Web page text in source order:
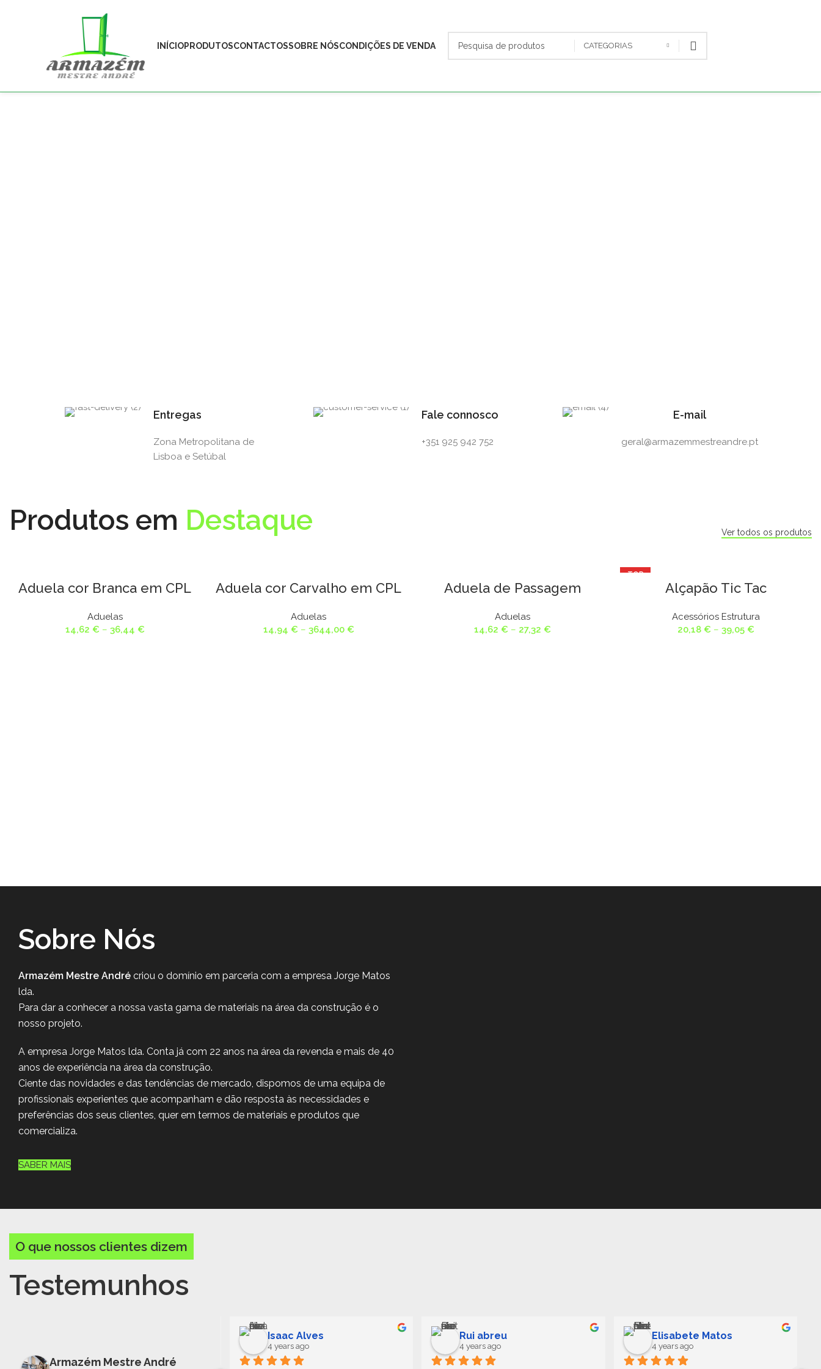
INÍCIOPRODUTOSCONTACTOSSOBRE NÓSCONDIÇÕES DE VENDA CATEGORIAS
Entregas
Zona Metropolitana de
Lisboa e Setúbal
Fale connosco
+351 925 942 752
E-mail
geral@armazemmestreandre.pt
Produtos em Destaque Ver todos os produtos
Aduela cor Branca em CPL
Aduelas
14,62 € – 36,44 €Price
Aduela cor Carvalho em CPL
Aduelas
14,94 € – 3644,00 €Price
Aduela de Passagem
Aduelas
14,62 € – 27,32 €Price
TOP
Alçapão Tic Tac
Acessórios Estrutura
20,18€ – 39,05€Price
Sobre Nós
Armazém Mestre André criou o domínio em parceria com a empresa Jorge Matos
lda.
Para dar a conhecer a nossa vasta gama de materiais na área da construção é o
nosso projeto.
A empresa Jorge Matos lda. Conta já com 22 anos na área da revenda e mais de 40
anos de experiência na área da construção.
Ciente das novidades e das tendências de mercado, dispomos de uma equipa de
profissionais experientes que acompanham e dão resposta às necessidades e
preferências dos seus clientes, quer em termos de materiais e produtos que
comercializa.
SABER MAIS
O que nossos clientes dizem
Testemunhos
Armazém Mestre André
Isaac Alves
4 years ago
Rui abreu
4 years ago
Elisabete Matos
4 years ago